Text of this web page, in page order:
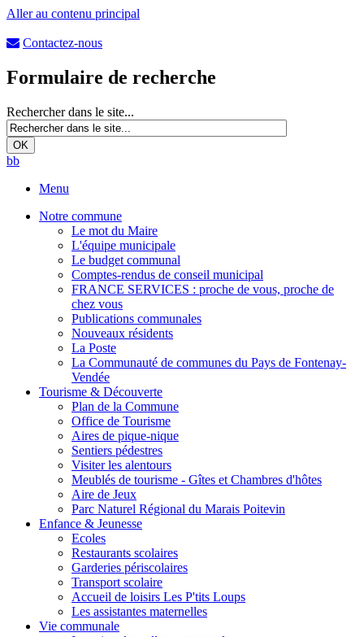
Aller au contenu principal
Contactez-nous
Formulaire de recherche
Rechercher dans le site...
bb
Menu
Notre commune
Le mot du Maire
L'équipe municipale
Le budget communal
Comptes-rendus de conseil municipal
FRANCE SERVICES : proche de vous, proche de
chez vous
Publications communales
Nouveaux résidents
La Poste
La Communauté de communes du Pays de Fontenay-
Vendée
Tourisme & Découverte
Plan de la Commune
Office de Tourisme
Aires de pique-nique
Sentiers pédestres
Visiter les alentours
Meublés de tourisme - Gîtes et Chambres d'hôtes
Aire de Jeux
Parc Naturel Régional du Marais Poitevin
Enfance & Jeunesse
Ecoles
Restaurants scolaires
Garderies périscolaires
Transport scolaire
Accueil de loisirs Les P'tits Loups
Les assistantes maternelles
Vie communale